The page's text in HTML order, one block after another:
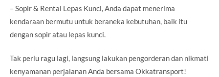
– Sopir & Rental Lepas Kunci, Anda dapat menerima
kendaraan bermutu untuk beraneka kebutuhan, baik itu
dengan sopir atau lepas kunci.
Tak perlu ragu lagi, langsung lakukan pengorderan dan nikmati
kenyamanan perjalanan Anda bersama Okkatransport!